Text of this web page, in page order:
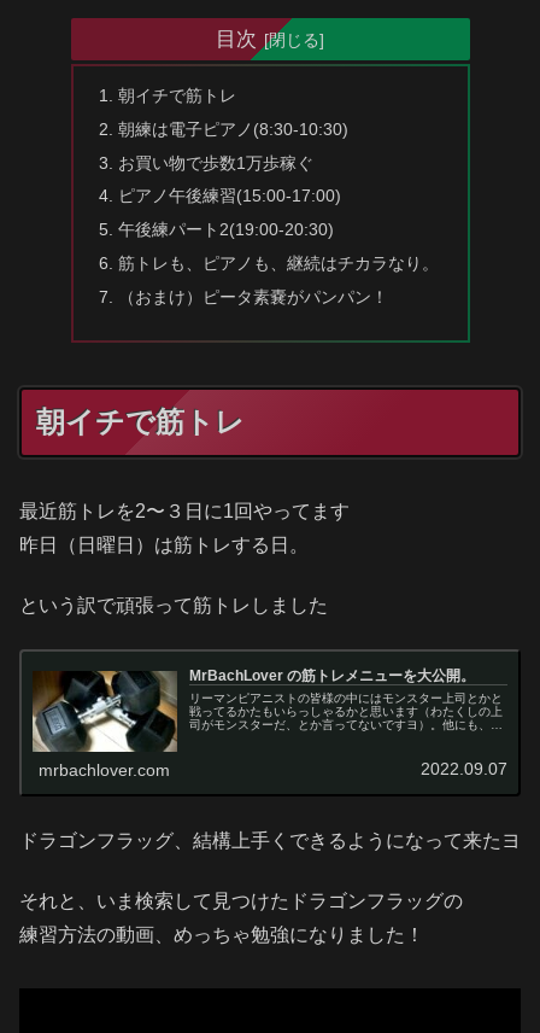
目次
朝イチで筋トレ
朝練は電子ピアノ(8:30-10:30)
お買い物で歩数1万歩稼ぐ
ピアノ午後練習(15:00-17:00)
午後練パート2(19:00-20:30)
筋トレも、ピアノも、継続はチカラなり。
（おまけ）ピータ素嚢がパンパン！
朝イチで筋トレ
最近筋トレを2〜３日に1回やってます
昨日（日曜日）は筋トレする日。
という訳で頑張って筋トレしました
MrBachLover の筋トレメニューを大公開。
リーマンピアニストの皆様の中にはモンスター上司とかと
戦ってるかたもいらっしゃるかと思います（わたくしの上
司がモンスターだ、とか言ってないですヨ）。他にも、リ
くしは最近12.5KGのダンベルを購入して筋トレにチカラ
mrbachlover.com 2022.09.07
ドラゴンフラッグ、結構上手くできるようになって来たヨ
それと、いま検索して見つけたドラゴンフラッグの
練習方法の動画、めっちゃ勉強になりました！